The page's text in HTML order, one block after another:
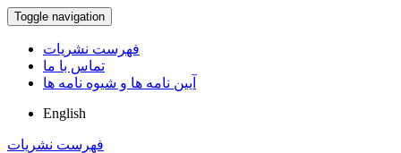
Toggle navigation
فهرست نشریات
تماس با ما
آیین نامه ها و شیوه نامه ها
English
فهرست نشریات